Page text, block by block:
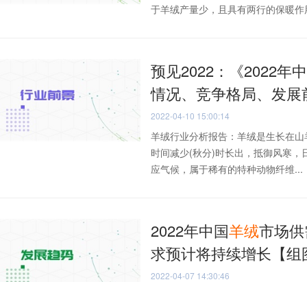
于羊绒产量少，且具有两行的保暖
预见2022：《2022年
情况、竞争格局、发展
2022-04-10 15:00:14
羊绒行业分析报告：羊绒是生长在
时间减少(秋分)时长出，抵御风寒
应气候，属于稀有的特种动物纤维...
2022年中国羊绒市场
求预计将持续增长【组
2022-04-07 14:30:46